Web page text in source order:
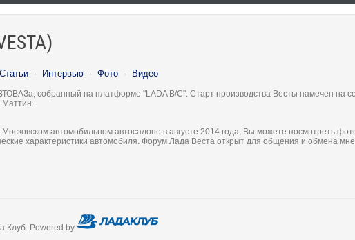
Статьи · Интервью · Фото · Видео
собранный на платформе "LADA B/C". Старт производства Весты намечен на
Маттин.
автомобильном автосалоне в августе 2014 года, Вы можете посмотреть
характеристики автомобиля. Форум Лада Веста открыт для общения и обмена
Клуб. Powered by